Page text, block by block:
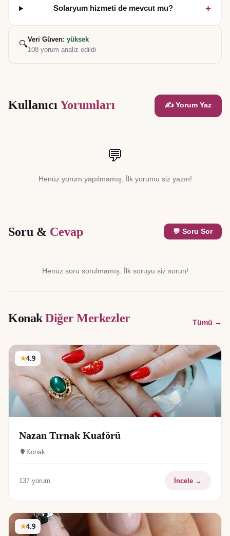
Solaryum hizmeti de mevcut mu? +
🔍Veri Güven: yüksek
108 yorum analiz edildi
Kullanıcı Yorumları ✍️ Yorum Yaz
💬
Henüz yorum yapılmamış. İlk yorumu siz yazın!
Soru & Cevap 💬 Soru Sor
Henüz soru sorulmamış. İlk soruyu siz sorun!
Konak Diğer Merkezler Tümü →
★4.9
Nazan Tırnak Kuaförü
Konak
137 yorum İncele →
★4.9